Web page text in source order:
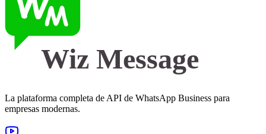
Wiz Message
La plataforma completa de API de WhatsApp Business para
empresas modernas.